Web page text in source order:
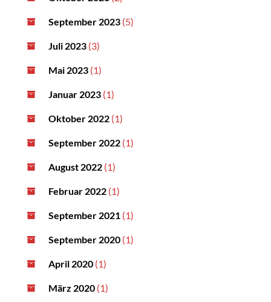
September 2023 (5)
Juli 2023 (3)
Mai 2023 (1)
Januar 2023 (1)
Oktober 2022 (1)
September 2022 (1)
August 2022 (1)
Februar 2022 (1)
September 2021 (1)
September 2020 (1)
April 2020 (1)
März 2020 (1)